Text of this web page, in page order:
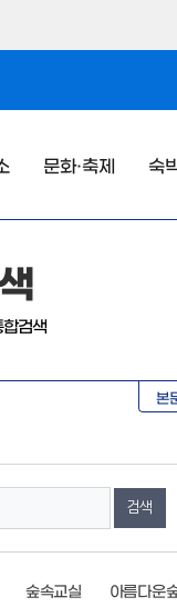
문화·축제 숙
합검색
본
숲속교실 아름다운